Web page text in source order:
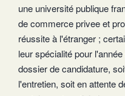
une université publique
de commerce privee et
réussite à l'étranger ;
leur spécialité pour
dossier de candidature,
l'entretien, soit en attente